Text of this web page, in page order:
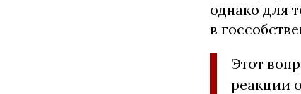
однако для
в
Этот
реакции